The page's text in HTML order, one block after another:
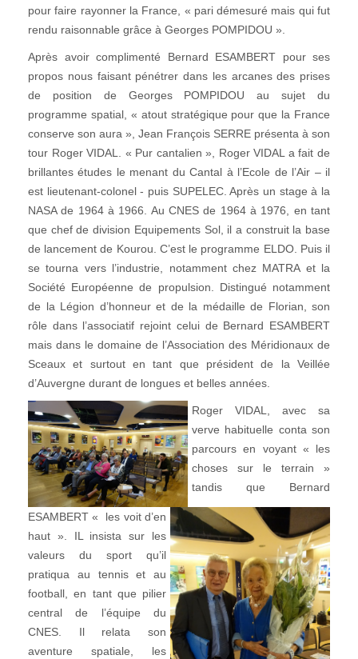
pour faire rayonner la France, « pari démesuré mais qui fut
rendu raisonnable grâce à Georges POMPIDOU ».
Après avoir complimenté Bernard ESAMBERT pour ses
propos nous faisant pénétrer dans les arcanes des prises
de position de Georges POMPIDOU au sujet du
programme spatial, « atout stratégique pour que la France
conserve son aura », Jean François SERRE présenta à son
tour Roger VIDAL. « Pur cantalien », Roger VIDAL a fait de
brillantes études le menant du Cantal à l’Ecole de l’Air – il
est lieutenant-colonel - puis SUPELEC. Après un stage à la
NASA de 1964 à 1966. Au CNES de 1964 à 1976, en tant
que chef de division Equipements Sol, il a construit la base
de lancement de Kourou. C’est le programme ELDO. Puis il
se tourna vers l’industrie, notamment chez MATRA et la
Société Européenne de propulsion. Distingué notamment
de la Légion d’honneur et de la médaille de Florian, son
rôle dans l’associatif rejoint celui de Bernard ESAMBERT
mais dans le domaine de l’Association des Méridionaux de
Sceaux et surtout en tant que président de la Veillée
d’Auvergne durant de longues et belles années.
Roger VIDAL, avec sa
verve habituelle conta son
parcours en voyant « les
choses sur le terrain »
tandis que Bernard
ESAMBERT « les voit d’en
haut ». IL insista sur les
valeurs du sport qu’il
pratiqua au tennis et au
football, en tant que pilier
central de l’équipe du
CNES. Il relata son
aventure spatiale, les